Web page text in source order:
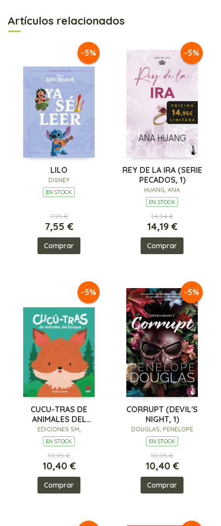
Artículos relacionados
-5%
LILO
DISNEY
EN STOCK
7,95 €
7,55 €
Comprar
-5%
REY DE LA IRA (SERIE
PECADOS, 1)
HUANG, ANA
EN STOCK
14,94 €
14,19 €
Comprar
-5%
CUCU-TRAS DE
ANIMALES DEL
BOSQUE
EDICIONES SM,
EN STOCK
10,95 €
10,40 €
Comprar
-5%
CORRUPT (DEVIL'S
NIGHT, 1)
DOUGLAS, PENELOPE
EN STOCK
10,95 €
10,40 €
Comprar